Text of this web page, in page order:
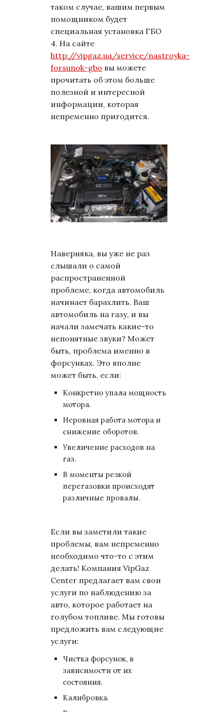
таком случае, вашим первым
помощником будет
специальная установка ГБО
4. На сайте
http://vipgaz.ua/service/nastroyka-
forsunok-gbo вы можете
прочитать об этом больше
полезной и интересной
информации, которая
непременно пригодится.
Наверняка, вы уже не раз
слышали о самой
распространенной
проблеме, когда автомобиль
начинает барахлить. Ваш
автомобиль на газу, и вы
начали замечать какие-то
непонятные звуки? Может
быть, проблема именно в
форсунках. Это вполне
может быть, если:
Конкретно упала мощность
мотора.
Неровная работа мотора и
снижение оборотов.
Увеличение расходов на
газ.
В моменты резкой
перегазовки происходят
различные провалы.
Если вы заметили такие
проблемы, вам непременно
необходимо что-то с этим
делать! Компания VipGaz
Center предлагает вам свои
услуги по наблюдению за
авто, которое работает на
голубом топливе. Мы готовы
предложить вам следующие
услуги:
Чистка форсунок, в
зависимости от их
состояния.
Калибровка.